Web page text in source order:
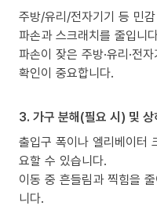
주방/유리/전자기기 등 민
파손과 스크래치를 줄입니
파손이 잦은 주방·유리·전
확인이 중요합니다.
3. 가구 분해(필요 시) 및 상
출입구 폭이나 엘리베이터
요할 수 있습니다.
이동 중 흔들림과 찍힘을
니다.